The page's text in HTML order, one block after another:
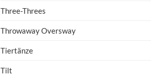
Three-Threes
Throwaway Oversway
Tiertänze
Tilt